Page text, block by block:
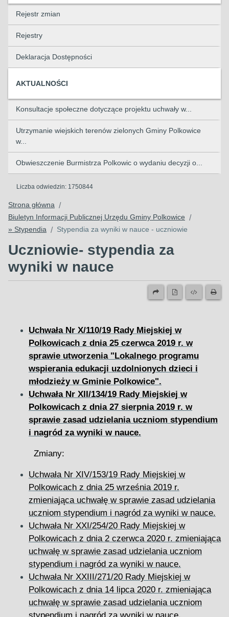
Rejestr zmian
Rejestry
Deklaracja Dostępności
AKTUALNOŚCI
Konsultacje społeczne dotyczące projektu uchwały w...
Utrzymanie wiejskich terenów zielonych Gminy Polkowice
w...
Obwieszczenie Burmistrza Polkowic o wydaniu decyzji o...
Liczba odwiedzin: 1750844
Strona główna /
Biuletyn Informacji Publicznej Urzędu Gminy Polkowice /
» Stypendia / Stypendia za wyniki w nauce - uczniowie
Uczniowie- stypendia za
wyniki w nauce
Uchwała Nr X/110/19 Rady Miejskiej w
Polkowicach z dnia 25 czerwca 2019 r. w
sprawie utworzenia "Lokalnego programu
wspierania edukacji uzdolnionych dzieci i
młodzieży w Gminie Polkowice".
Uchwała Nr XII/134/19 Rady Miejskiej w
Polkowicach z dnia 27 sierpnia 2019 r. w
sprawie zasad udzielania uczniom stypendium
i nagród za wyniki w nauce.
Zmiany:
Uchwała Nr XIV/153/19 Rady Miejskiej w
Polkowicach z dnia 25 września 2019 r.
zmieniająca uchwałę w sprawie zasad udzielania
uczniom stypendium i nagród za wyniki w nauce.
Uchwała Nr XXI/254/20 Rady Miejskiej w
Polkowicach z dnia 2 czerwca 2020 r. zmieniająca
uchwałę w sprawie zasad udzielania uczniom
stypendium i nagród za wyniki w nauce.
Uchwała Nr XXIII/271/20 Rady Miejskiej w
Polkowicach z dnia 14 lipca 2020 r. zmieniająca
uchwałę w sprawie zasad udzielania uczniom
stypendium i nagród za wyniki w nauce.